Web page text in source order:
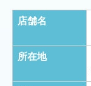
店舗名
所在地